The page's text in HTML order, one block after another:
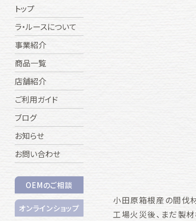
トップ
ラ・ルースについて
事業紹介
商品一覧
店舗紹介
ご利用ガイド
ブログ
お知らせ
お問い合わせ
OEMのご相談
オンラインショップ
小田原箱根産の間伐
工場火災後、まだ製